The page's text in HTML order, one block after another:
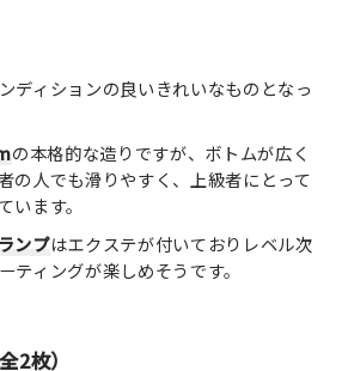
ディションの良いきれいなものとなっ
の本格的な造りですが、ボトムが広く
の人でも滑りやすく、上級者にとって
います。
ンプはエクステが付いておりレベル次
ティングが楽しめそうです。
2枚）